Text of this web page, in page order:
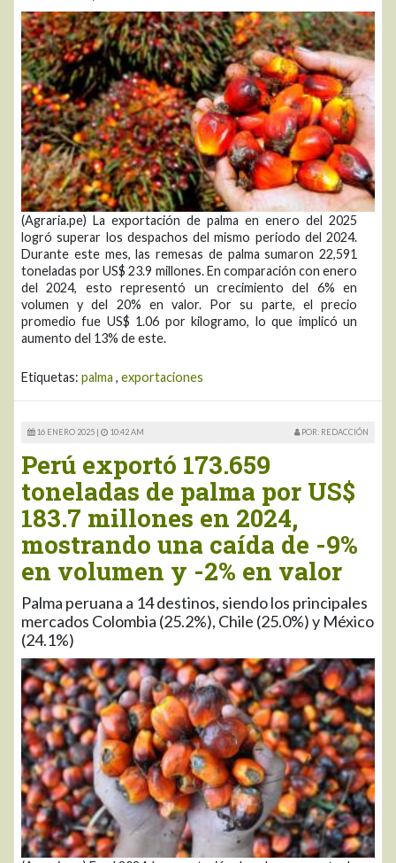
(Agraria.pe) La exportación de palma en enero del 2025
logró superar los despachos del mismo periodo del 2024.
Durante este mes, las remesas de palma sumaron 22,591
toneladas por US$ 23.9 millones. En comparación con enero
del 2024, esto representó un crecimiento del 6% en
volumen y del 20% en valor. Por su parte, el precio
promedio fue US$ 1.06 por kilogramo, lo que implicó un
aumento del 13% de este.
Etiquetas: palma , exportaciones
16 ENERO 2025 | 10:42 AM POR: REDACCIÓN
Perú exportó 173.659
toneladas de palma por US$
183.7 millones en 2024,
mostrando una caída de -9%
en volumen y -2% en valor
Palma peruana a 14 destinos, siendo los principales
mercados Colombia (25.2%), Chile (25.0%) y México
(24.1%)